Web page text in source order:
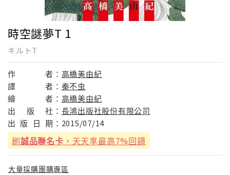
時空謎夢T 1
キルトT
作 者： 高橋美由紀
譯
者： 秦不虫
繪
者： 高橋美由紀
出
版 社： 長鴻出版社股份有限公司
出 版 日 期： 2015/07/14
刷誠品聯名卡 ，天天享最高7%回饋
大量採購團購專區